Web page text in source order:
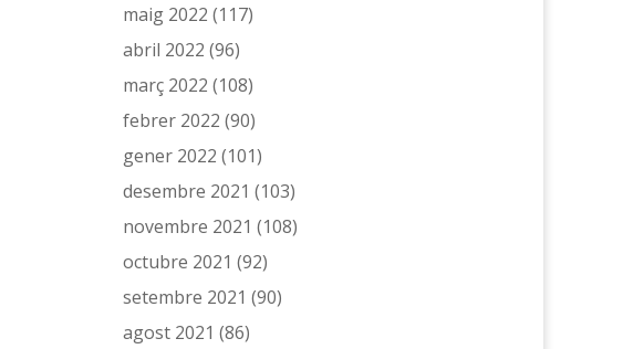
maig 2022 (117)
abril 2022 (96)
març 2022 (108)
febrer 2022 (90)
gener 2022 (101)
desembre 2021 (103)
novembre 2021 (108)
octubre 2021 (92)
setembre 2021 (90)
agost 2021 (86)